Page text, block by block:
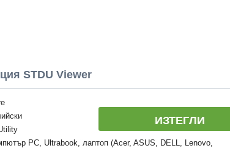
STDU Viewer
ИЗТЕГЛИ
PC, Ultrabook, лаптоп (Acer, ASUS, DELL, Lenovo,